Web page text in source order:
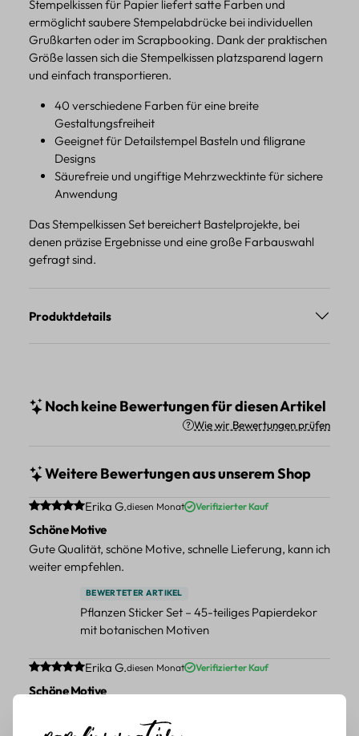
Stempelkissen für Papier liefert satte Farben und
ermöglicht saubere Stempelabdrücke bei individuellen
Grußkarten oder im Scrapbooking. Dank der praktischen
Größe lassen sich die Stempelkissen platzsparend lagern
und einfach transportieren.
40 verschiedene Farben für eine breite
Gestaltungsfreiheit
Geeignet für Detailstempel Basteln und filigrane
Designs
Säurefreie und ungiftige Mehrzwecktinte für sichere
Anwendung
Das Stempelkissen Set bereichert Bastelprojekte, bei
denen präzise Ergebnisse und eine große Farbauswahl
gefragt sind.
Produktdetails
Noch keine Bewertungen für diesen Artikel
Wie wir Bewertungen prüfen
Weitere Bewertungen aus unserem Shop
Durchschnittliche Bewertung von 5 von 5 Sternen
Erika G.diesen Monat Verifizierter Kauf
Schöne Motive
Gute Qualität, schöne Motive, schnelle Lieferung, kann ich
weiter empfehlen.
BEWERTETER ARTIKEL
Pflanzen Sticker Set – 45-teiliges Papierdekor
mit botanischen Motiven
Durchschnittliche Bewertung von 5 von 5 Sternen
Erika G.diesen Monat Verifizierter Kauf
Schöne Motive
würde sie wieder kaufen.